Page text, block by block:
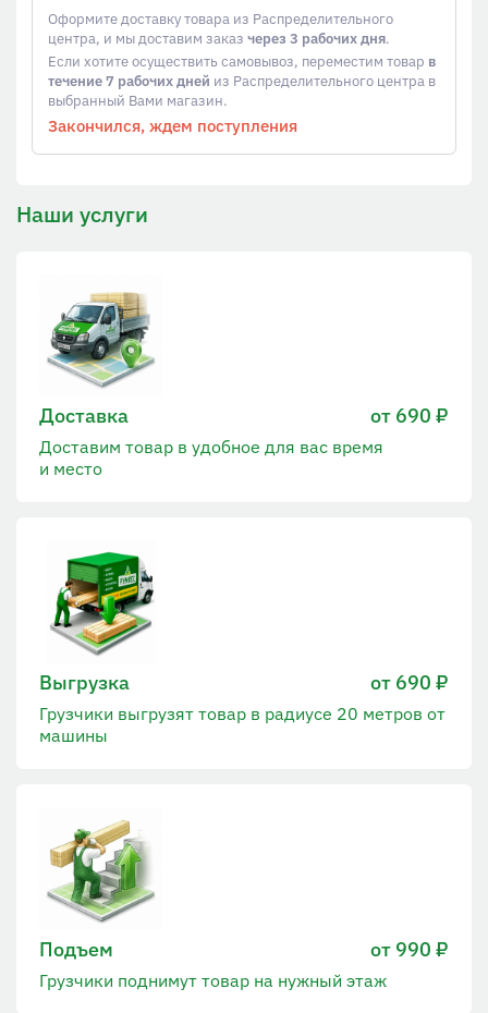
Оформите доставку товара из Распределительного
центра, и мы доставим заказ через 3 рабочих дня.
Если хотите осуществить самовывоз, переместим товар в
течение 7 рабочих дней из Распределительного центра в
выбранный Вами магазин.
Закончился, ждем поступления
Наши услуги
Доставка от 690 ₽
Доставим товар в удобное для вас время
и место
Выгрузка от 690 ₽
Грузчики выгрузят товар в радиусе 20 метров от
машины
Подъем от 990 ₽
Грузчики поднимут товар на нужный этаж